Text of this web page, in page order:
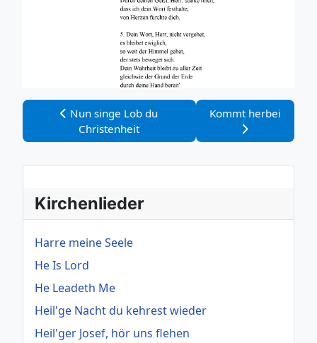
Vorheriger Beitrag: Nun singe Lob du Christenheit
Nun singe Lob du
Christenheit
Nächster Beitrag:
Kommt herbei
Kirchenlieder
Harre meine Seele
He Is Lord
He Leadeth Me
Heil'ge Nacht du kehrest wieder
Heil'ger Josef, hör uns flehen